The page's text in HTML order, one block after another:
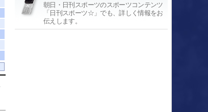
朝日・日刊スポーツのスポーツコンテンツ
「日刊スポーツ☆」でも、詳しく情報をお
伝えします。